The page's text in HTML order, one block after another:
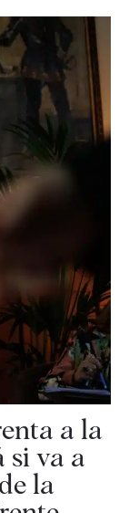
a la
si va a
la